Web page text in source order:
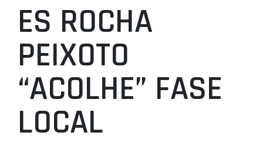
ÚLTIMAS
COMPETIÇÕES
ASSOCIAÇÕES
CLUBES
AGENTES
AGENDA
ES ROCHA
PEIXOTO
“ACOLHE” FASE
LOCAL